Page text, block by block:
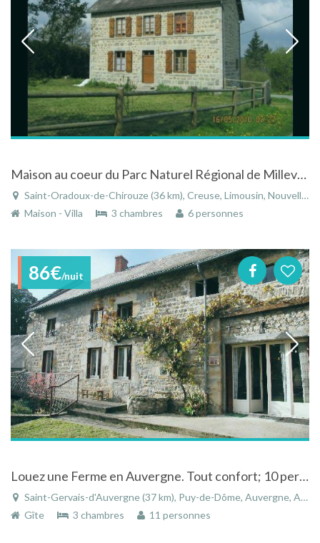
Maison au coeur du Parc Naturel Régional de Millevaches
Saint-Oradoux-de-Chirouze (36 km), Creuse, Limousin, Nouvelle-Aquitaine, France
Maison - Villa
3 chambres 6 personnes
86€/nuit
Louez une Ferme en Auvergne. Tout confort; 10 personnes. Au calme près de Saint-Gervais d'Auvergne
Saint-Gervais-d'Auvergne (37 km), Puy-de-Dôme, Auvergne, Auvergne-Rhône-Alpes, France
Gîte
3 chambres 11 personnes